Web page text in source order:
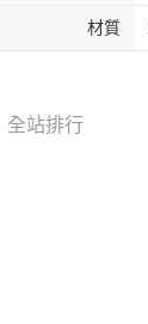
材質
全站排行